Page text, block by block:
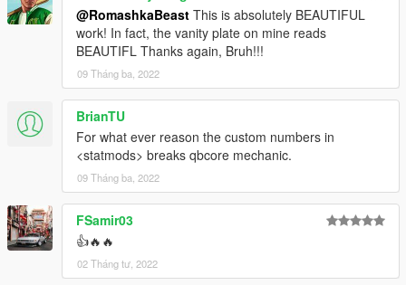
@RomashkaBeast This is absolutely BEAUTIFUL
work! In fact, the vanity plate on mine reads
BEAUTIFL Thanks again, Bruh!!!
09 Tháng ba, 2022
BrianTU
For what ever reason the custom numbers in
<statmods> breaks qbcore mechanic.
09 Tháng ba, 2022
FSamir03
👍🔥🔥
02 Tháng tư, 2022